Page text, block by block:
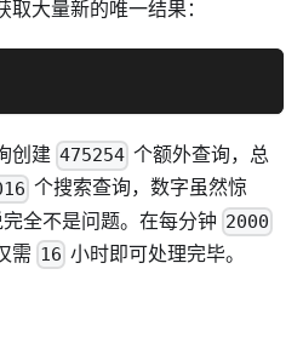
大量新的唯一结果：
创建 475254 个额外查询，总
个搜索查询，数字虽然惊
全不是问题。在每分钟 2000
需 16 小时即可处理完毕。